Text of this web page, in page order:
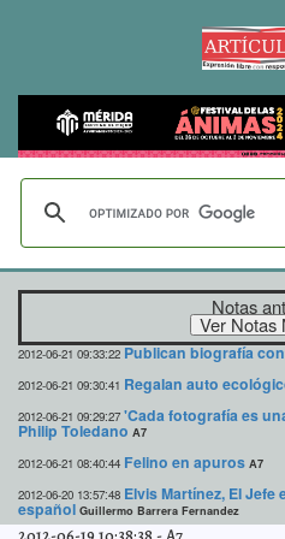
Notas
2012-06-21 09:33:22 Publican biografía
2012-06-21 09:30:41 Regalan auto
2012-06-21 09:29:27 'Cada fotografía es
Philip Toledano A7
2012-06-21 08:40:44 Felino en apuros A7
2012-06-20 13:57:48 Elvis Martínez, El Jefe
español Guillermo Barrera Fernandez